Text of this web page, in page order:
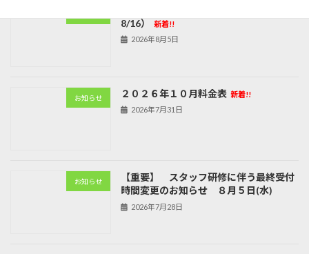
8/16）
新着!!
2026年8月5日
お知らせ ２０２６年１０月料金表 新着!!
2026年7月31日
お知らせ
【重要】 スタッフ研修に伴う最終受付
時間変更のお知らせ ８月５日(水)
2026年7月28日